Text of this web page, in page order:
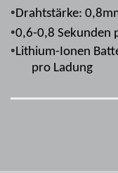
•Drahtstärke:
•0,6-0,8 Sekunden
•Lithium-Ionen
pro Ladung